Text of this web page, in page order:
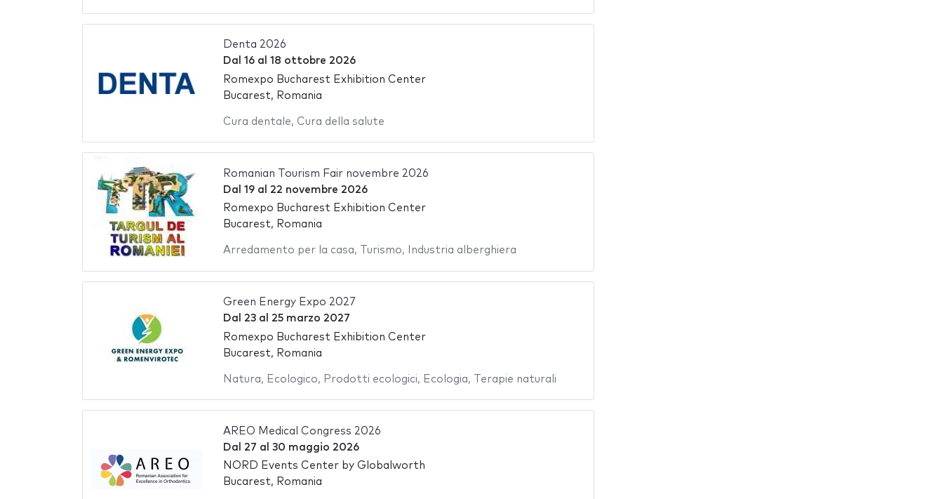
Denta 2026
Dal 16al 18 ottobre 2026
Romexpo Bucharest Exhibition Center
Bucarest, Romania
Cura dentale, Cura della salute
Romanian Tourism Fair novembre 2026
Dal 19al 22 novembre 2026
Romexpo Bucharest Exhibition Center
Bucarest, Romania
Arredamento per la casa, Turismo, Industria alberghiera
Green Energy Expo 2027
Dal 23al 25 marzo 2027
Romexpo Bucharest Exhibition Center
Bucarest, Romania
Natura, Ecologico, Prodotti ecologici, Ecologia, Terapie naturali
AREO Medical Congress 2026
Dal 27 al 30 maggio 2026
NORD Events Center by Globalworth
Bucarest, Romania